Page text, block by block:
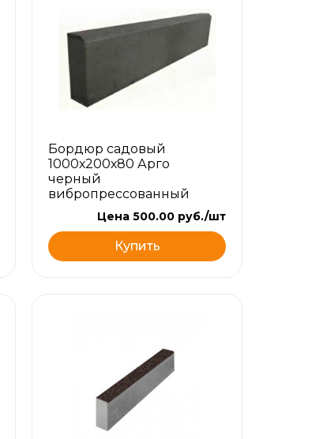
Бордюр садовый
1000х200х80 Арго
черный
вибропрессованный
Цена 500.00 руб./шт
Купить